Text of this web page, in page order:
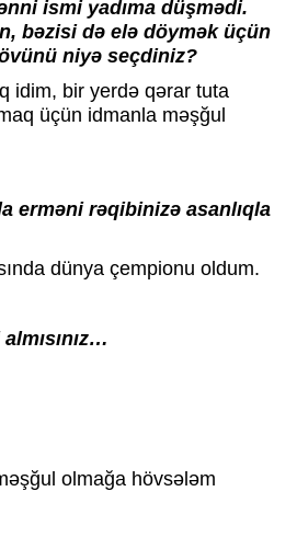
ismi yadıma düşmədi.
bəzisi də elə döymək üçün
niyə seçdiniz?
idim, bir yerdə qərar tuta
üçün idmanla məşğul
erməni rəqibinizə asanlıqla
dünya çempionu oldum.
olmağa hövsələm